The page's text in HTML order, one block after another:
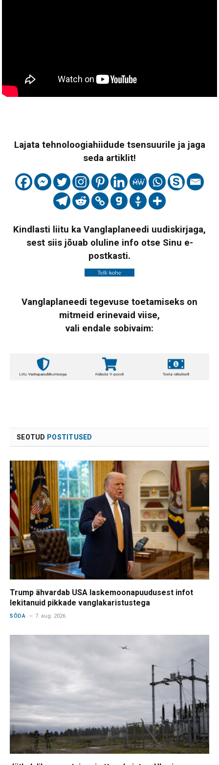
Lajata tehnoloogiahiidude tsensuurile ja jaga
seda artiklit!
Kindlasti liitu ka Vanglaplaneedi uudiskirjaga,
sest siis jõuab oluline info otse Sinu e-
postkasti.
Vanglaplaneedi tegevuse toetamiseks on
mitmeid erinevaid viise,
vali endale sobivaim:
SEOTUD POSTITUSED
Trump ähvardab USA laskemoonapuudusest infot
lekitanuid pikkade vanglakaristustega
SÕDA 7. aug. 2026